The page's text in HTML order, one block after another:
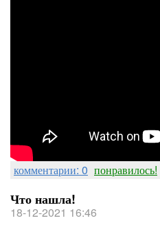
комментарии: 0 понравилось!
Что нашла!
18-12-2021 16:46